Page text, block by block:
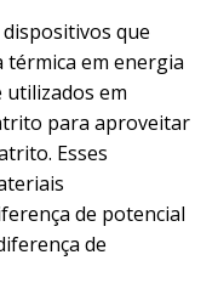
que
em energia
utilizados em
para aproveitar
Esses
de potencial
de